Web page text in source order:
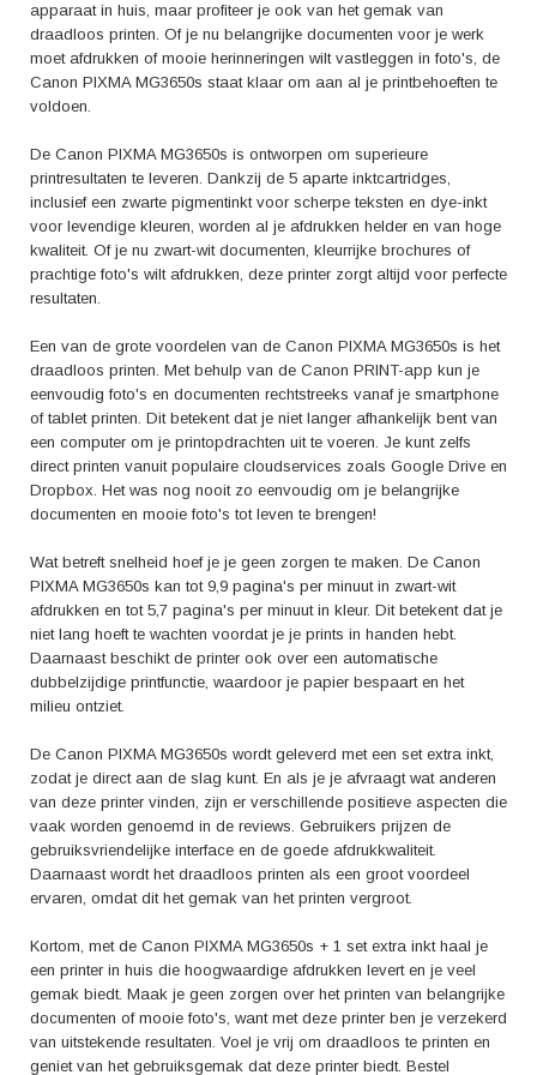
PIXMA MG3650s en ontdek zelf de vele voordelen!
apparaat in huis, maar profiteer je ook van het gemak van
draadloos printen. Of je nu belangrijke documenten voor je werk
moet afdrukken of mooie herinneringen wilt vastleggen in foto's, de
Canon PIXMA MG3650s staat klaar om aan al je printbehoeften te
voldoen.
De Canon PIXMA MG3650s is ontworpen om superieure
printresultaten te leveren. Dankzij de 5 aparte inktcartridges,
inclusief een zwarte pigmentinkt voor scherpe teksten en dye-inkt
voor levendige kleuren, worden al je afdrukken helder en van hoge
kwaliteit. Of je nu zwart-wit documenten, kleurrijke brochures of
prachtige foto's wilt afdrukken, deze printer zorgt altijd voor perfecte
resultaten.
Een van de grote voordelen van de Canon PIXMA MG3650s is het
draadloos printen. Met behulp van de Canon PRINT-app kun je
eenvoudig foto's en documenten rechtstreeks vanaf je smartphone
of tablet printen. Dit betekent dat je niet langer afhankelijk bent van
een computer om je printopdrachten uit te voeren. Je kunt zelfs
direct printen vanuit populaire cloudservices zoals Google Drive en
Dropbox. Het was nog nooit zo eenvoudig om je belangrijke
documenten en mooie foto's tot leven te brengen!
Wat betreft snelheid hoef je je geen zorgen te maken. De Canon
PIXMA MG3650s kan tot 9,9 pagina's per minuut in zwart-wit
afdrukken en tot 5,7 pagina's per minuut in kleur. Dit betekent dat je
niet lang hoeft te wachten voordat je je prints in handen hebt.
Daarnaast beschikt de printer ook over een automatische
dubbelzijdige printfunctie, waardoor je papier bespaart en het
milieu ontziet.
De Canon PIXMA MG3650s wordt geleverd met een set extra inkt,
zodat je direct aan de slag kunt. En als je je afvraagt wat anderen
van deze printer vinden, zijn er verschillende positieve aspecten die
vaak worden genoemd in de reviews. Gebruikers prijzen de
gebruiksvriendelijke interface en de goede afdrukkwaliteit.
Daarnaast wordt het draadloos printen als een groot voordeel
ervaren, omdat dit het gemak van het printen vergroot.
Kortom, met de Canon PIXMA MG3650s + 1 set extra inkt haal je
een printer in huis die hoogwaardige afdrukken levert en je veel
gemak biedt. Maak je geen zorgen over het printen van belangrijke
documenten of mooie foto's, want met deze printer ben je verzekerd
van uitstekende resultaten. Voel je vrij om draadloos te printen en
geniet van het gebruiksgemak dat deze printer biedt. Bestel